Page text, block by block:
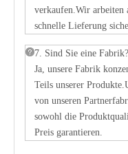
verkaufen.Wir arbeiten
schnelle Lieferung
7. Sind Sie eine Fabrik?
Ja, unsere Fabrik
Teils unserer
von unseren
sowohl die
Preis garantieren.